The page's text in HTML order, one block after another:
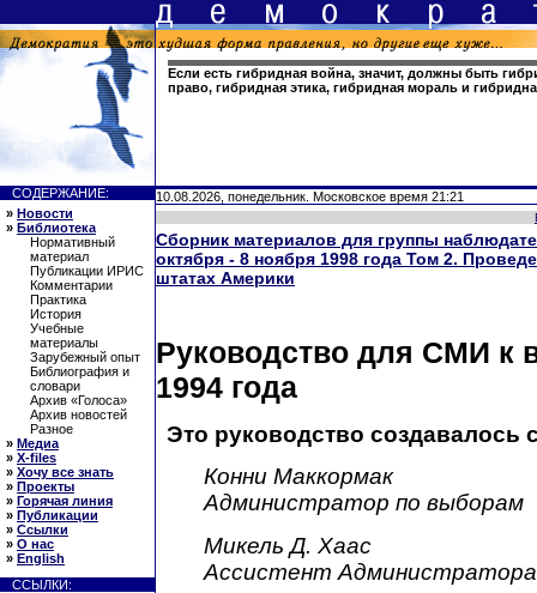
Если есть гибридная война, значит, должны быть
право, гибридная этика, гибридная мораль и
СОДЕРЖАНИЕ:
» Новости
» Библиотека
Нормативный
материал
Публикации ИРИС
Комментарии
Практика
История
Учебные
материалы
Зарубежный опыт
Библиография и
словари
Архив «Голоса»
Архив новостей
Разное
» Медиа
» X-files
» Хочу все знать
» Проекты
» Горячая линия
» Публикации
» Ссылки
» О нас
» English
ССЫЛКИ:
10.08.2026, понедельник. Московское время 21:21
Сборник материалов для группы
октября - 8 ноября 1998 года Том 2.
штатах Америки
Руководство для СМИ к
1994 года
Это руководство создавалось
Конни Маккормак
Администратор по выборам
Микель Д. Хаас
Ассистент Администратора